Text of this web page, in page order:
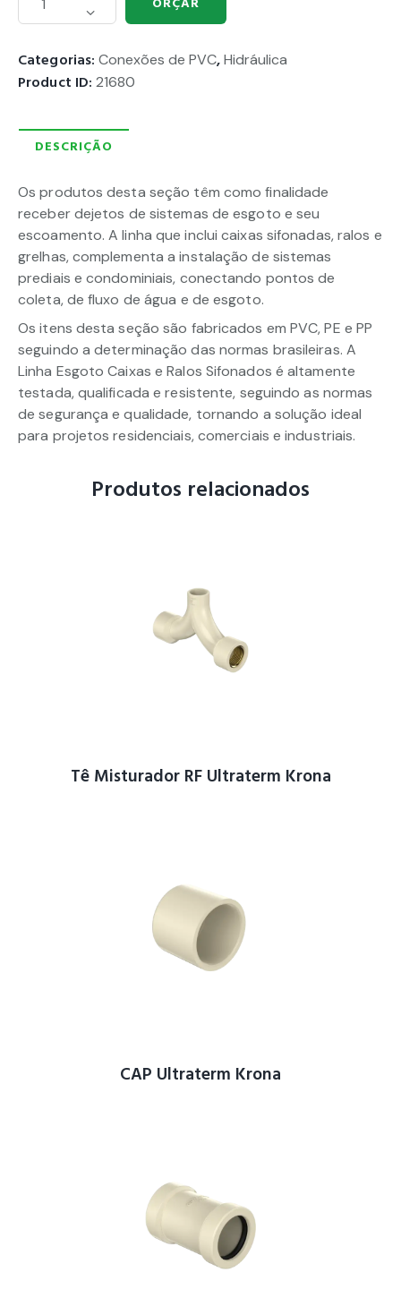
Categorias:Conexões de PVC,Hidráulica
Product ID:21680
DESCRIÇÃO
Os produtos desta seção têm como finalidade
receber dejetos de sistemas de esgoto e seu
escoamento. A linha que inclui caixas sifonadas, ralos e
grelhas, complementa a instalação de sistemas
prediais e condominiais, conectando pontos de
coleta, de fluxo de água e de esgoto.
Os itens desta seção são fabricados em PVC, PE e PP
seguindo a determinação das normas brasileiras. A
Linha Esgoto Caixas e Ralos Sifonados é altamente
testada, qualificada e resistente, seguindo as normas
de segurança e qualidade, tornando a solução ideal
para projetos residenciais, comerciais e industriais.
Produtos relacionados
Tê Misturador RF Ultraterm Krona
CAP Ultraterm Krona